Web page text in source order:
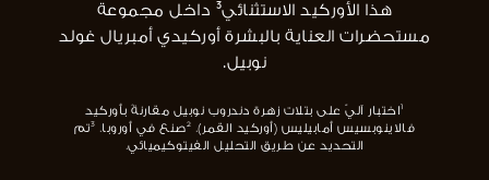
هذا الأوركيد الاستثنائي³ داخل مجموعة
مستحضرات العناية بالبشرة أوركيدي أمبريال غولد
نوبيل.
¹اختبار آليّ على بتلات زهرة دندروب نوبيل مقارنةً بأوركيد
فالاينوبسيس أمابيليس (أوركيد القمر). ²صنع في أوروبا. ³تم
التحديد عن طريق التحليل الفيتوكيميائي.